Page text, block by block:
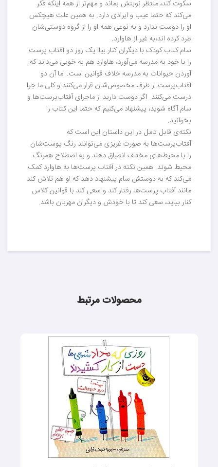
سکوت کند، منتظر نوبتش بماند و مهم‌تر از همه اینکه فکر
می‌کند که حتما عیب و ایرادی دارد. به همین علت هیچکس
او را دوست ندارد و به نوعی همه او را از گروه دوستی‌شان
طرد کرده اند،به غیر از هاوارد.
سام کتاب کودک با دیگران کنار بیا! یک روز دو آفتاب پرست
را با خود به مدرسه می‌آورد، هاوارد هم به خوبی می‌داند که
آوردن حیوانات به مدرسه خلاف قوانین است. اما آن دو
آفتاب‌پرست از ظرف مخصوص‌شان فرار می‌کنند و کلی ما جرا
درست می‌کنند. اگر دوست دارید از ماجرای آفتاب‌پرست‌ها و
سام آگاه شوید، پیشنهاد می‌کنیم که حتما این کتاب را
بخوانید.
نکته‌ی قابل تامل در این داستان این است که
آفتاب‌پرست‌ها به صورت غریزی می‌توانند رنگ پوست‌شان
را با محیط‌های مختلف انطباق دهند و به اصطلاح همرنگ
محیط شوند. همین نکته در آفتاب پرست‌ها به هاوارد کمک
می‌کند که به دوستش سام پیشنهاد دهد که او هم تلاش کند
مانند آفتاب پرست‌ها رفتار کند و سعی کند با قوانین کلاس
کنار بیاید، سعی کند تا با خودش و دیگران مهربان باشد.
محصولات مرتبط